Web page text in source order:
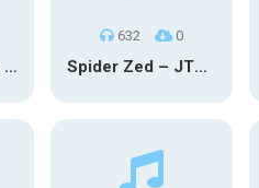
IRYS – Pół kroku stąd
632 0
Spider Zed – JTM OU TG